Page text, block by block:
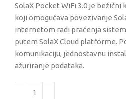
SolaX Pocket WiFi 3.0 je
koji omogućava povezivanje
internetom radi praćenja
putem SolaX Cloud platforme.
komunikaciju, jednostavnu
ažuriranje podataka.